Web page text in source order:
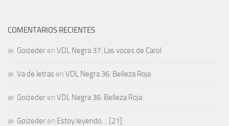
COMENTARIOS RECIENTES
Goizeder en VDL Negra 37: Las voces de Carol
Va de letras en VDL Negra 36: Belleza Roja
Goizeder en VDL Negra 36: Belleza Roja
Goizeder en Estoy leyendo… [21]